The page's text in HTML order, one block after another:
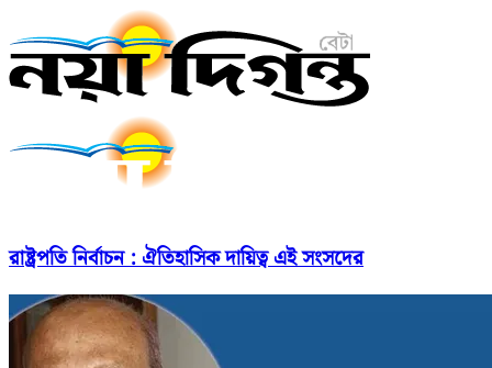
রাষ্ট্রপতি নির্বাচন : ঐতিহাসিক দায়িত্ব এই সংসদের